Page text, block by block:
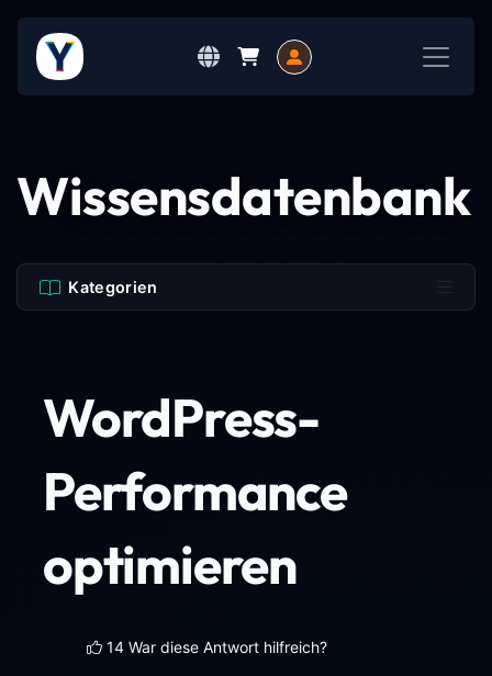
Wissensdatenbank
Kategorien
WordPress-
Performance
optimieren
14 War diese Antwort hilfreich?